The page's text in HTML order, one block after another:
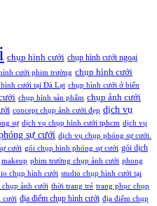
chụp hình cưới chụp hình cưới ngoại
cưới phim trường chụp hình cưới
cưới tại Đà Lạt chụp hình cưới ở biển
chụp hình sản phẩm chụp ảnh cưới
concept chụp ảnh cưới đẹp dịch vụ
sự dịch vụ chụp hình cưới tphcm dịch vụ
sự cưới dịch vụ chụp phóng sự cưới.
cưới gói chụp hình phóng sự cưới gói dịch
makeup phim trường chụp ảnh cưới phong
chụp hình cưới studio chụp hình cưới tại
chụp ảnh cưới thời trang trẻ trang phục chụp
cưới địa điểm chụp hình cưới địa điểm chụp